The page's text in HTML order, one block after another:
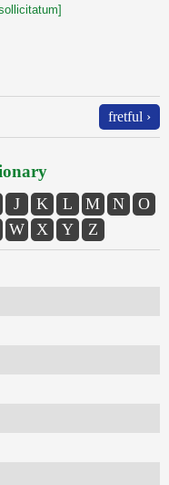
fretful ›
J K L M N
O
W X Y Z